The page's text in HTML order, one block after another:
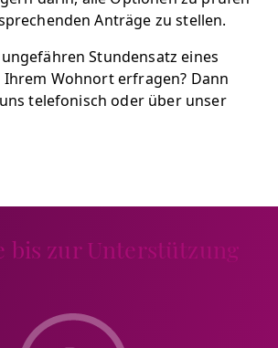
Anträge zu stellen.
Stundensatz eines
Ihrem Wohnort erfragen? Dann
telefonisch oder über unser
bis zur Unterstützung